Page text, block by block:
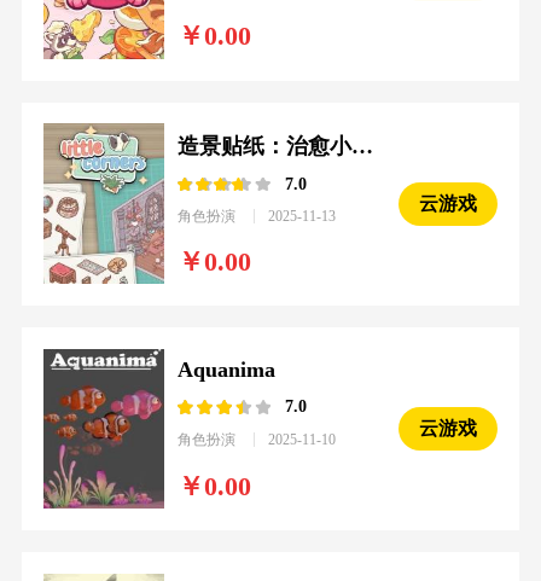
0.00
造景贴纸：治愈小角落
7.0
角色扮演 2025-11-13
0.00
云游戏
Aquanima
7.0
角色扮演 2025-11-10
0.00
云游戏